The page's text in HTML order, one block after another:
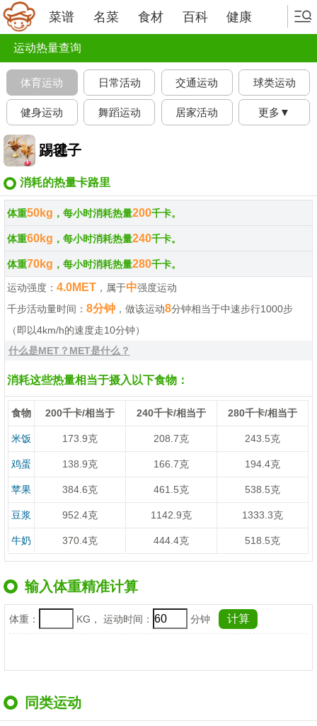
菜谱 名菜 食材 百科 健康
运动热量查询
体育运动 日常活动 交通运动 球类运动
健身运动 舞蹈运动 居家活动 更多▼
踢毽子
消耗的热量卡路里
体重50kg ，每小时消耗热量200千卡。
体重60kg ，每小时消耗热量240千卡。
体重70kg ，每小时消耗热量280千卡。
运动强度：4.0MET ，属于中强度运动
千步活动量时间：8分钟 ，做该运动8分钟相当于中速步行1000步
（即以4km/h的速度走10分钟）
什么是MET？MET是什么？
消耗这些热量相当于摄入以下食物：
食物 200千卡/相当于 240千卡/相当于 280千卡/相当于
米饭 173.9克 208.7克 243.5克
鸡蛋 138.9克 166.7克 194.4克
苹果 384.6克 461.5克 538.5克
豆浆 952.4克 1142.9克 1333.3克
牛奶 370.4克 444.4克 518.5克
输入体重精准计算
体重： KG， 运动时间： 分钟
同类运动